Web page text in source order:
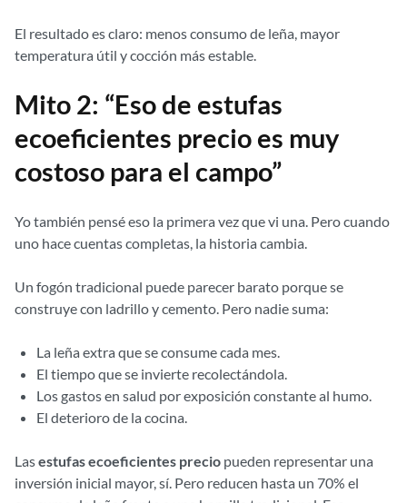
El resultado es claro: menos consumo de leña, mayor
temperatura útil y cocción más estable.
Mito 2: “Eso de estufas
ecoeficientes precio es muy
costoso para el campo”
Yo también pensé eso la primera vez que vi una. Pero cuando
uno hace cuentas completas, la historia cambia.
Un fogón tradicional puede parecer barato porque se
construye con ladrillo y cemento. Pero nadie suma:
La leña extra que se consume cada mes.
El tiempo que se invierte recolectándola.
Los gastos en salud por exposición constante al humo.
El deterioro de la cocina.
Lasestufas ecoeficientes precio pueden representar una
inversión inicial mayor, sí. Pero reducen hasta un 70% el